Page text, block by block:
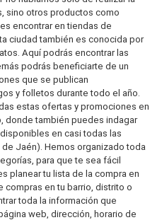
sino otros productos como
encontrar en tiendas de
ciudad también es conocida por
Aquí podrás encontrar las
podrás beneficiarte de un
que se publican
y folletos durante todo el año.
estas ofertas y promociones en
donde también puedes indagar
en casi todas las
Jaén). Hemos organizado toda
para que te sea fácil
planear tu lista de la compra en
compras en tu barrio, distrito o
toda la información que
web, dirección, horario de